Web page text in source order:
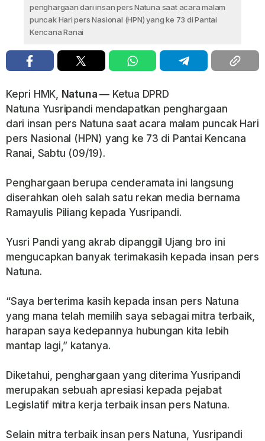
penghargaan dari insan pers Natuna saat acara malam
puncak Hari pers Nasional (HPN) yang ke 73 di Pantai
Kencana Ranai
Kepri HMK, Natuna — Ketua DPRD
Natuna Yusripandi mendapatkan penghargaan
dari insan pers Natuna saat acara malam puncak Hari
pers Nasional (HPN) yang ke 73 di Pantai Kencana
Ranai, Sabtu (09/19).
Penghargaan berupa cenderamata ini langsung
diserahkan oleh salah satu rekan media bernama
Ramayulis Piliang kepada Yusripandi.
Yusri Pandi yang akrab dipanggil Ujang bro ini
mengucapkan banyak terimakasih kepada insan pers
Natuna.
“Saya berterima kasih kepada insan pers Natuna
yang mana telah memilih saya sebagai mitra terbaik,
harapan saya kedepannya hubungan kita lebih
mantap lagi,” katanya.
Diketahui, penghargaan yang diterima Yusripandi
merupakan sebuah apresiasi kepada pejabat
Legislatif mitra kerja terbaik insan pers Natuna.
Selain mitra terbaik insan pers Natuna, Yusripandi